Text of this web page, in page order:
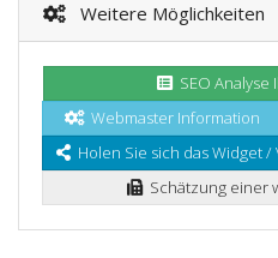
Weitere Möglichkeiten
SEO Analyse
Webmaster Information
Holen Sie sich das Widget /
Schätzung einer